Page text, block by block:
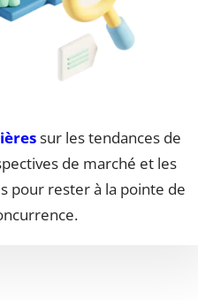
sur les tendances de
de marché et les
pour rester à la pointe de